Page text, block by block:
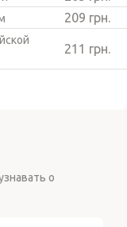
о
209 грн.
211 грн.